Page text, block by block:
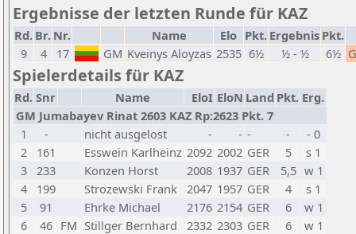
Ergebnisse der letzten Runde für KAZ
Rd. Br. Nr. Name Elo Pkt. Ergebnis Pkt.
9
4 17 GM Kveinys Aloyzas 2535 6½ ½ - ½ 6½
Spielerdetails für KAZ
Rd. Snr Name EloI EloN Land Pkt. Erg.
GM Jumabayev Rinat 2603 KAZ Rp:2623 Pkt. 7
1
- nicht ausgelost - - - -
- 0
2
161 Esswein Karlheinz 2092 2002 GER 5
s 1
3 233 Konzen Horst 2008 1937 GER 5,5 w 1
4
199 Strozewski Frank 2047 1957 GER 4
s 1
5
91 Ehrke Michael 2176 2154 GER 6
w 1
6
46 FM Stillger Bernhard 2332 2303 GER 6
w 1